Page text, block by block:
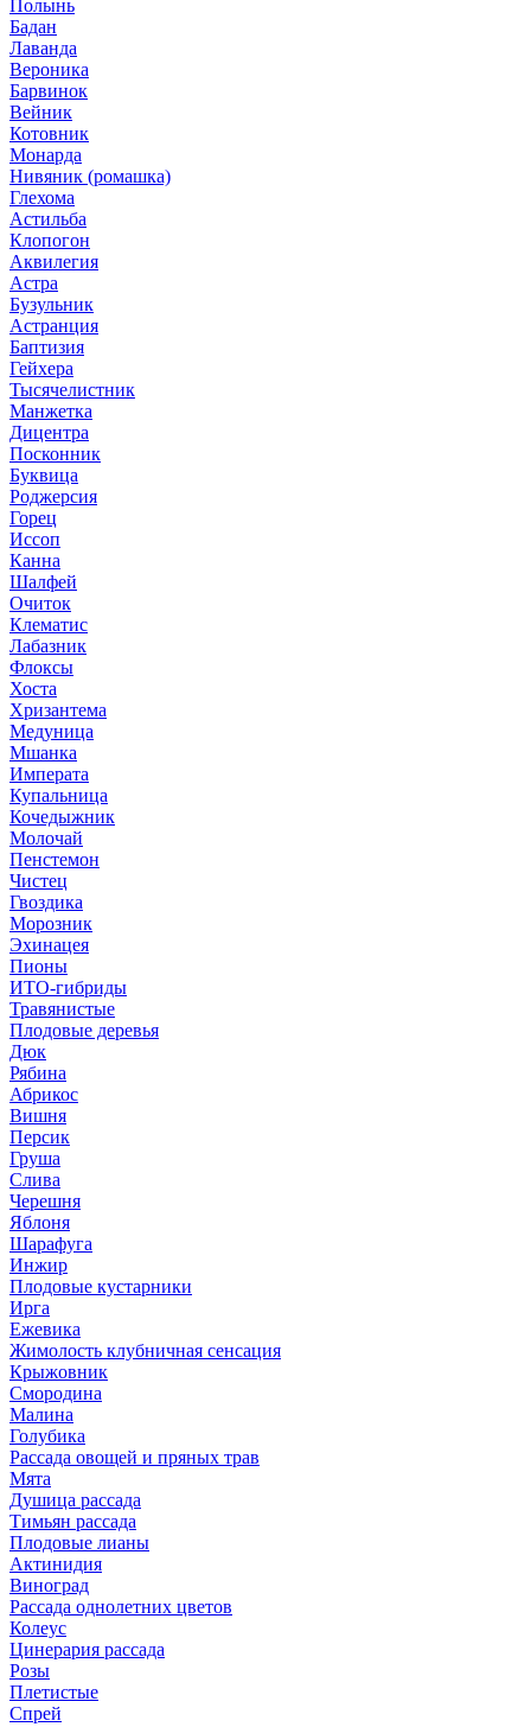
Полынь
Бадан
Лаванда
Вероника
Барвинок
Вейник
Котовник
Монарда
Нивяник (ромашка)
Глехома
Астильба
Клопогон
Аквилегия
Астра
Бузульник
Астранция
Баптизия
Гейхера
Тысячелистник
Манжетка
Дицентра
Посконник
Буквица
Роджерсия
Горец
Иссоп
Канна
Шалфей
Очиток
Клематис
Лабазник
Флоксы
Хоста
Хризантема
Медуница
Мшанка
Императа
Купальница
Кочедыжник
Молочай
Пенстемон
Чистец
Гвоздика
Морозник
Эхинацея
Пионы
ИТО-гибриды
Травянистые
Плодовые деревья
Дюк
Рябина
Абрикос
Вишня
Персик
Груша
Слива
Черешня
Яблоня
Шарафуга
Инжир
Плодовые кустарники
Ирга
Ежевика
Жимолость клубничная сенсация
Крыжовник
Смородина
Малина
Голубика
Рассада овощей и пряных трав
Мята
Душица рассада
Тимьян рассада
Плодовые лианы
Актинидия
Виноград
Рассада однолетних цветов
Колеус
Цинерария рассада
Розы
Плетистые
Спрей